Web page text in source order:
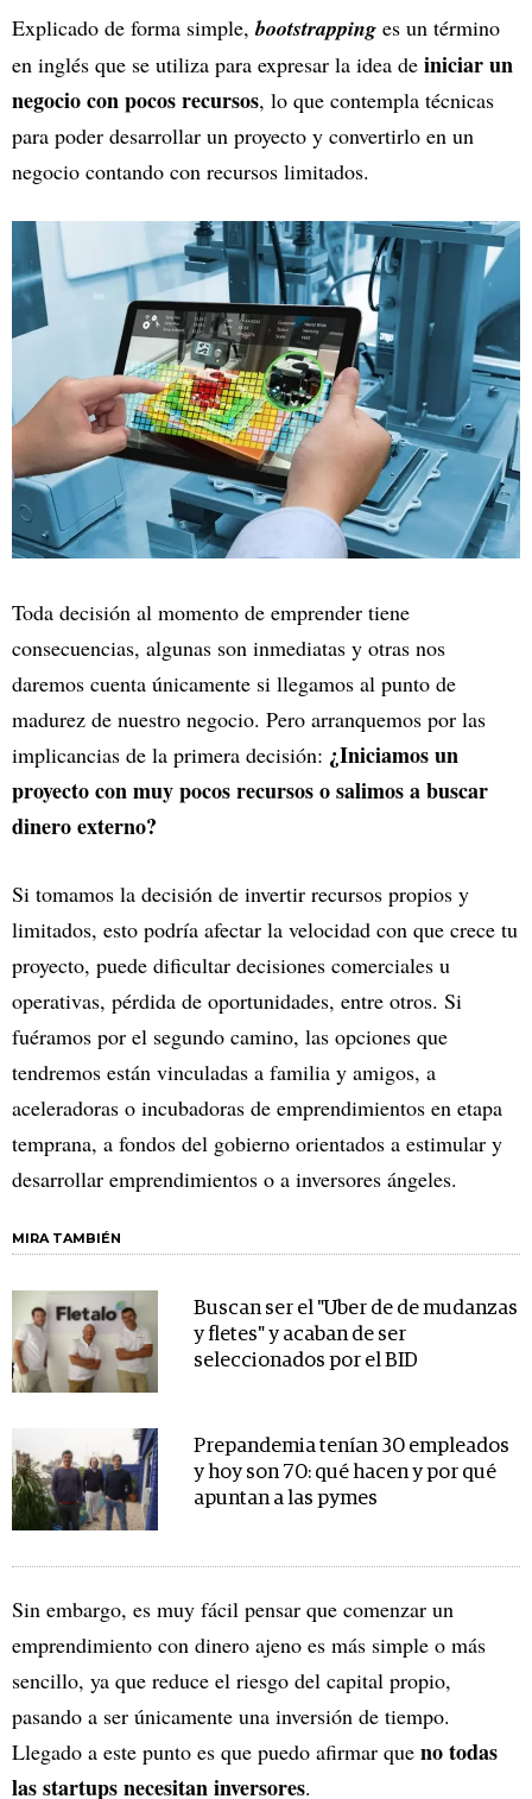
Explicado de forma simple,bootstrapping es un término
en inglés que se utiliza para expresar la idea de iniciar un
negocio con pocos recursos, lo que contempla técnicas
para poder desarrollar un proyecto y convertirlo en un
negocio contando con recursos limitados.
Toda decisión al momento de emprender tiene
consecuencias, algunas son inmediatas y otras nos
daremos cuenta únicamente si llegamos al punto de
madurez de nuestro negocio. Pero arranquemos por las
implicancias de la primera decisión: ¿Iniciamos un
proyecto con muy pocos recursos o salimos a buscar
dinero externo?
Si tomamos la decisión de invertir recursos propios y
limitados, esto podría afectar la velocidad con que crece tu
proyecto, puede dificultar decisiones comerciales u
operativas, pérdida de oportunidades, entre otros. Si
fuéramos por el segundo camino, las opciones que
tendremos están vinculadas a familia y amigos, a
aceleradoras o incubadoras de emprendimientos en etapa
temprana, a fondos del gobierno orientados a estimular y
desarrollar emprendimientos o a inversores ángeles.
MIRA TAMBIÉN
Buscan ser el "Uber de de mudanzas
y fletes" y acaban de ser
seleccionados por el BID
Prepandemia tenían 30 empleados
y hoy son 70: qué hacen y por qué
apuntan a las pymes
Sin embargo, es muy fácil pensar que comenzar un
emprendimiento con dinero ajeno es más simple o más
sencillo, ya que reduce el riesgo del capital propio,
pasando a ser únicamente una inversión de tiempo.
Llegado a este punto es que puedo afirmar que no todas
las startups necesitan inversores.